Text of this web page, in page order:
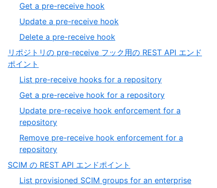
Get a pre-receive hook
Update a pre-receive hook
Delete a pre-receive hook
リポジトリの pre-receive フック用の REST API エンド
ポイント
List pre-receive hooks for a repository
Get a pre-receive hook for a repository
Update pre-receive hook enforcement for a
repository
Remove pre-receive hook enforcement for a
repository
SCIM の REST API エンドポイント
List provisioned SCIM groups for an enterprise